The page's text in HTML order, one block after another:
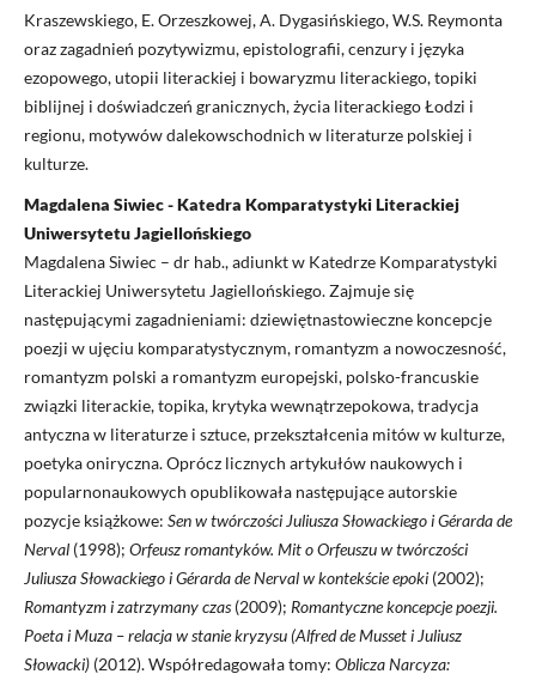
Kraszewskiego, E. Orzeszkowej, A. Dygasińskiego, W.S. Reymonta
oraz zagadnień pozytywizmu, epistolografii, cenzury i języka
ezopowego, utopii literackiej i bowaryzmu literackiego, topiki
biblijnej i doświadczeń granicznych, życia literackiego Łodzi i
regionu, motywów dalekowschodnich w literaturze polskiej i
kulturze.
Magdalena Siwiec - Katedra Komparatystyki Literackiej
Uniwersytetu Jagiellońskiego
Magdalena Siwiec – dr hab., adiunkt w Katedrze Komparatystyki
Literackiej Uniwersytetu Jagiellońskiego. Zajmuje się
następującymi zagadnieniami: dziewiętnastowieczne koncepcje
poezji w ujęciu komparatystycznym, romantyzm a nowoczesność,
romantyzm polski a romantyzm europejski, polsko-francuskie
związki literackie, topika, krytyka wewnątrzepokowa, tradycja
antyczna w literaturze i sztuce, przekształcenia mitów w kulturze,
poetyka oniryczna. Oprócz licznych artykułów naukowych i
popularnonaukowych opublikowała następujące autorskie
pozycje książkowe: Sen w twórczości Juliusza Słowackiego i Gérarda de
Nerval (1998); Orfeusz romantyków. Mito Orfeuszu w twórczości
Juliusza Słowackiego i Gérarda de Nerval w kontekścieepoki (2002);
Romantyzm i zatrzymany czas (2009); Romantyczne koncepcje poezji.
Poeta i Muza – relacja w stanie kryzysu (Alfred de Musset i Juliusz
Słowacki)(2012). Współredagowała tomy: Oblicza Narcyza: